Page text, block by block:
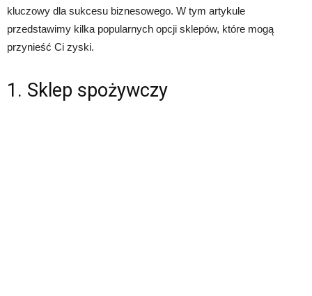
kluczowy dla sukcesu biznesowego. W tym artykule
przedstawimy kilka popularnych opcji sklepów, które mogą
przynieść Ci zyski.
1. Sklep spożywczy